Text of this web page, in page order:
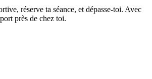
réserve ta séance, et dépasse-toi. Avec
près de chez toi.